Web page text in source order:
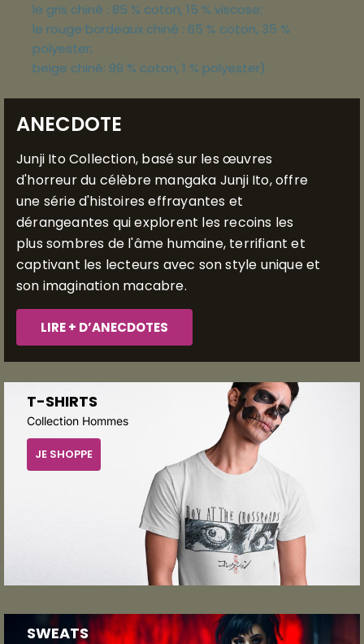
le gris chiné : 85 % coton, 15 % viscose;
le rouge bordeaux chiné : 65 % coton, 35 %
polyester;
beige chiné: 99 % coton, 1 % polyester)
ANECDOTE
Junji Ito Collection, basé sur les œuvres
d'horreur du célèbre mangaka Junji Ito, offre
une série d'histoires effrayantes et
dérangeantes qui explorent les recoins les
plus sombres de l'âme humaine, terrifiant et
captivant les lecteurs avec son style unique et
son imagination macabre.
LIRE + D’ANECDOTES
T-SHIRTS
Collection Hommes
JE SHOPPE
SWEATS